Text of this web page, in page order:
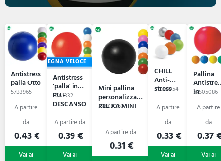
Antistress
palla Otto
57B3965
0.43 €
CONSEGNA VELOCE
Antistress
'palla' in
PU -
DESCANSO
57A1332
0.39 €
Mini pallina
personalizzata
RELIXA MINI
57N00236
0.31 €
CHILL
Anti-
stress
57L98054
0.33 €
Pallina
in
57S05086
0.37